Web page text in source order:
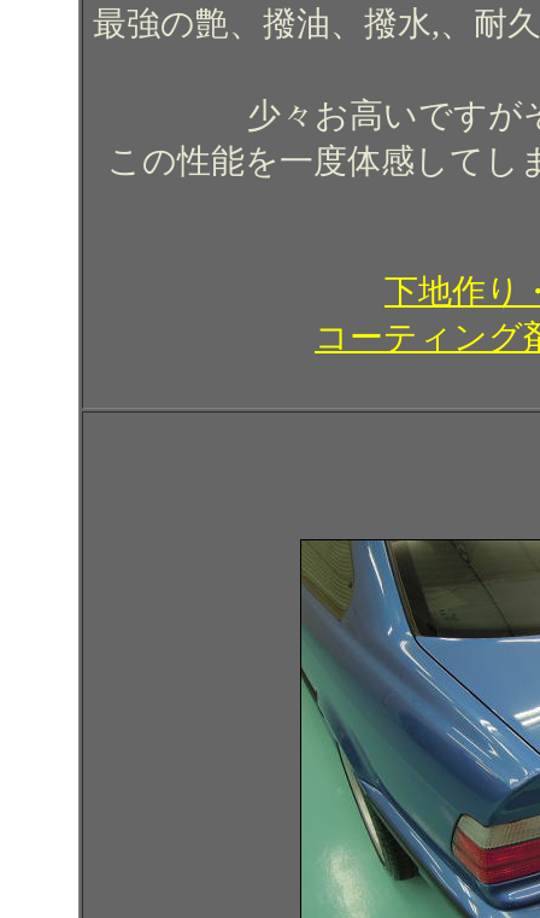
最強の艶、撥油、撥水,、耐
少々お高いですが
この性能を一度体感して
下地作り
コーティング